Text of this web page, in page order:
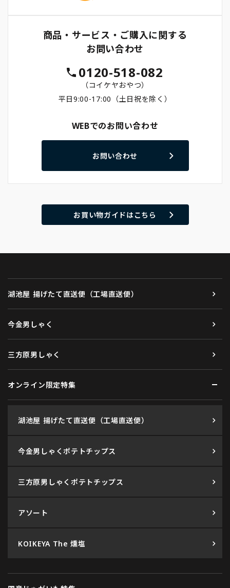
商品・サービス・ご購入に関する
お問い合わせ
0120-518-082
（コイケヤおやつ）
平日9:00-17:00（土日祝を除く）
WEBでのお問い合わせ
お問い合わせ
お買い物ガイドはこちら
湖池屋 揚げたて直送便（工場直送便）
今金男しゃく
三方原男しゃく
オンライン限定特集
湖池屋 揚げたて直送便（工場直送便）
今金男しゃくポテトチップス
三方原男しゃくポテトチップス
アソート
KOIKEYA The 燻塩